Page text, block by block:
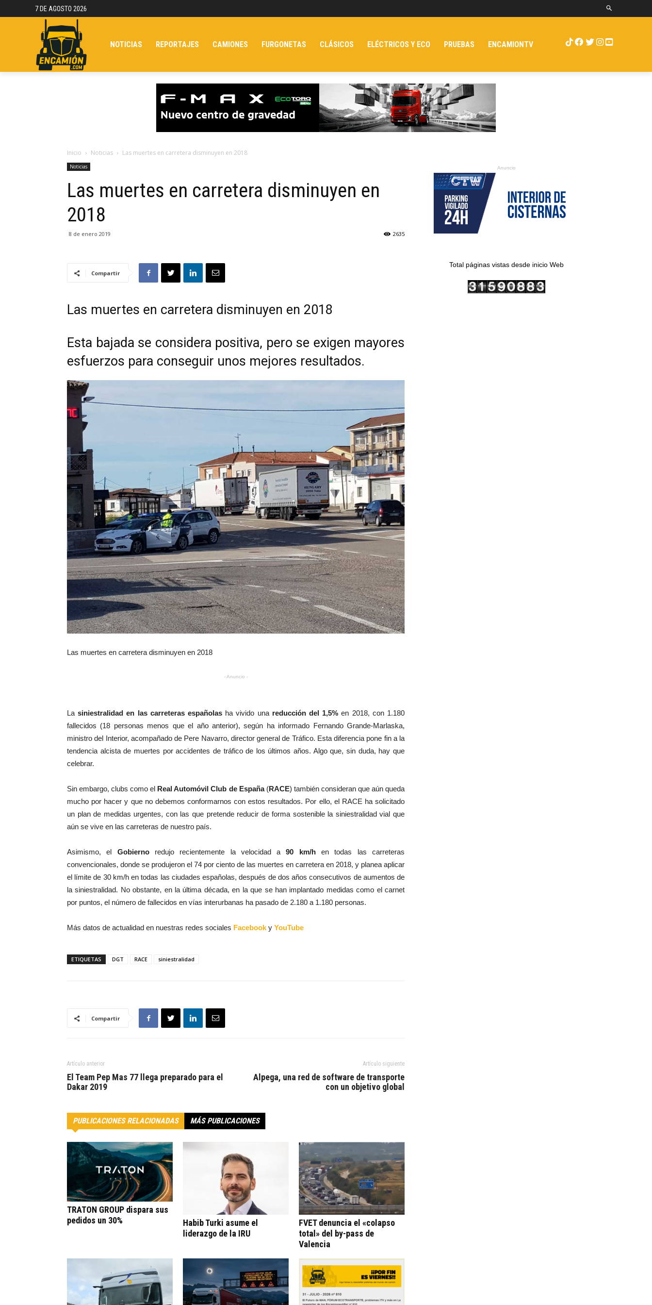
7 DE AGOSTO 2026
NOTICIAS REPORTAJES CAMIONES FURGONETAS CLÁSICOS ELÉCTRICOS Y ECO PRUEBAS ENCAMIONTV
Inicio Noticias Las muertes en carretera disminuyen en 2018
Noticias
Las muertes en carretera disminuyen en
2018
8 de enero 2019 2635
Compartir
Las muertes en carretera disminuyen en 2018
Esta bajada se considera positiva, pero se exigen mayores
esfuerzos para conseguir unos mejores resultados.
Las muertes en carretera disminuyen en 2018
- Anuncio -
Lasiniestralidad en las carreteras españolas ha vivido una reducción del 1,5% en 2018, con 1.180
fallecidos (18 personas menos que el año anterior), según ha informado Fernando Grande-Marlaska,
ministro del Interior, acompañado de Pere Navarro, director general de Tráfico. Esta diferencia pone fin a la
tendencia alcista de muertes por accidentes de tráfico de los últimos años. Algo que, sin duda, hay que
celebrar.
Sin embargo, clubs como el Real Automóvil Club de España(RACE) también consideran que aún queda
mucho por hacer y que no debemos conformarnos con estos resultados. Por ello, el RACE ha solicitado
un plan de medidas urgentes, con las que pretende reducir de forma sostenible la siniestralidad vial que
aún se vive en las carreteras de nuestro país.
Asimismo, el Gobiernoredujo recientemente la velocidad a90 km/hen todas las carreteras
convencionales, donde se produjeron el 74 por ciento de las muertes en carretera en 2018, y planea aplicar
el límite de 30 km/h en todas las ciudades españolas, después de dos años consecutivos de aumentos de
la siniestralidad. No obstante, en la última década, en la que se han implantado medidas como el carnet
por puntos, el número de fallecidos en vías interurbanas ha pasado de 2.180 a 1.180 personas.
Más datos de actualidad en nuestras redes sociales Facebook y YouTube
ETIQUETAS DGT RACE siniestralidad
Compartir
Artículo anterior
El Team Pep Mas 77 llega preparado para el
Dakar 2019
Artículo siguiente
Alpega, una red de software de transporte
con un objetivo global
PUBLICACIONES RELACIONADAS MÁS PUBLICACIONES
TRATON GROUP dispara sus
pedidos un 30%
Habib Turki asume el
liderazgo de la IRU
FVET denuncia el «colapso
total» del by-pass de
Valencia
Anuncio
Total páginas vistas desde inicio Web